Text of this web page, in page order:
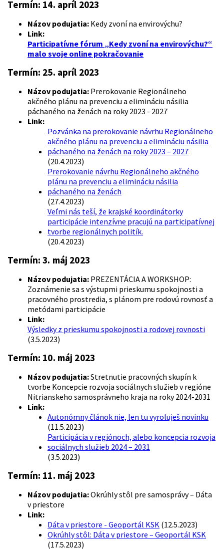
Termín: 14. apríl 2023
Názov podujatia: Kedy zvoní na envirovýchu?
Link:
Participatívne fórum „Kedy zvoní na envirovýchu?“
malo svoje online pokračovanie
Termín: 25. apríl 2023
Názov podujatia: Prerokovanie Regionálneho
akčného plánu na prevenciu a elimináciu násilia
páchaného na ženách na roky 2023 - 2027
Link:
Pozvánka na prerokovanie návrhu Regionálneho
akčného plánu na prevenciu a elimináciu násilia
páchaného na ženách na roky 2023 – 2027
(20.4.2023)
Prerokovanie návrhu Regionálneho akčného
plánu na prevenciu a elimináciu násilia
páchaného na ženách
(27.4.2023)
Veľmi nás teší, že krajské koordinátorky
participácie intenzívne pracujú na participatívnej
tvorbe regionálnych politík.
(20.4.2023)
Termín: 3. máj 2023
Názov podujatia: PREZENTÁCIA A WORKSHOP:
Zoznámenie sa s výstupmi prieskumu spokojnosti a
pracovného prostredia, s plánom pre rodovú rovnosť a
metódami participácie
Link:
Výsledky z prieskumu spokojnosti a rodovej rovnosti
(3.5.2023)
Termín: 10. máj 2023
Názov podujatia:Stretnutie pracovných skupín k
tvorbe Koncepcie rozvoja sociálnych služieb v regióne
Nitrianskeho samosprávneho kraja na roky 2024-2031
Link:
Autonómny článok nie, len tu vyroluješ novinku
(11.5.2023)
Participácia v regiónoch, alebo koncepcia rozvoja
sociálnych služieb 2024 – 2031
(3.5.2023)
Termín: 11. máj 2023
Názov podujatia:Okrúhly stôl pre samosprávy – Dáta
v priestore
Link:
Dáta v priestore - Geoportál KSK (12.5.2023)
Okrúhly stôl: Dáta v priestore – Geoportál KSK
(17.5.2023)